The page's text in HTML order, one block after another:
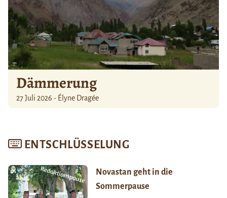
Dämmerung
27 Juli 2026 - Élyne Dragée
ENTSCHLÜSSELUNG
Novastan geht in die
Sommerpause